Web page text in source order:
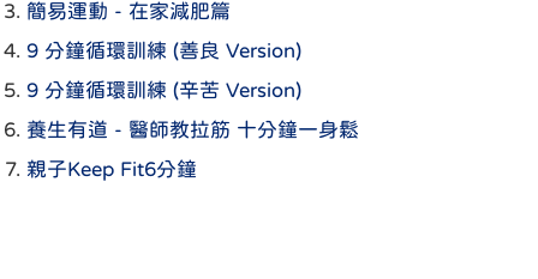
簡易運動 - 在家減肥篇
9 分鐘循環訓練 (善良 Version)
9 分鐘循環訓練 (辛苦 Version)
養生有道 - 醫師教拉筋 十分鐘一身鬆
親子Keep Fit6分鐘